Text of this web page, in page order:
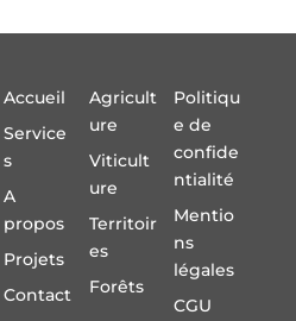
Accueil
Service
s
A
propos
Projets
Contact
Agricult
ure
Viticult
ure
Territoir
es
Forêts
Politiqu
e de
confide
ntialité
Mentio
ns
légales
CGU